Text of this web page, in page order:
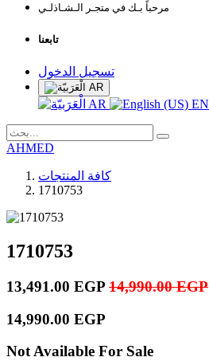
مرحباً بـك في متجـر الـشـاذلـي
تابعنا
تسجيل الدخول
AR
AR EN
AHMED
كافة المنتجات
1710753
1710753
13,491.00 EGP 14,990.00EGP
14,990.00 EGP
Not Available For Sale